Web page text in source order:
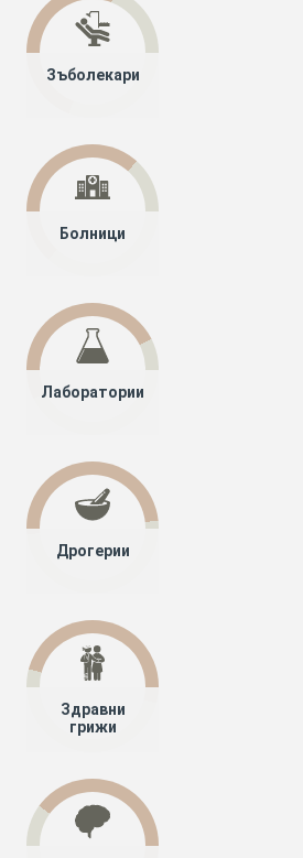
Зъболекари
Болници
Лаборатории
Дрогерии
Здравни
грижи